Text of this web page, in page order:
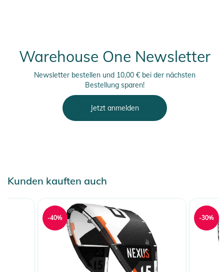
Sicherheitshinweise
Gebrauchsanweisungen, Sicherheitshinweise und Warnungen
finden Sie direkt am Produkt.
Warehouse One Newsletter
Newsletter bestellen und 10,00 € bei der nächsten
Bestellung sparen!
Jetzt anmelden
Kunden kauften auch
-40% -30%